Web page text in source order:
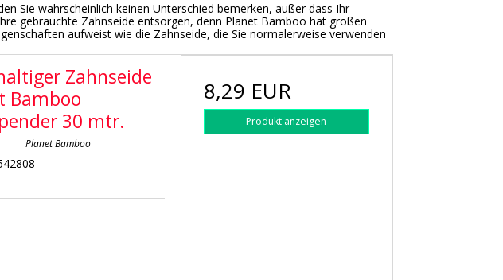
Sie wahrscheinlich keinen Unterschied bemerken, außer dass Ihr
gebrauchte Zahnseide entsorgen, denn Planet Bamboo hat großen
aufweist wie die Zahnseide, die Sie normalerweise verwenden
Zahnseide
Bamboo
30 mtr.
Planet Bamboo
8,29 EUR
Produkt anzeigen